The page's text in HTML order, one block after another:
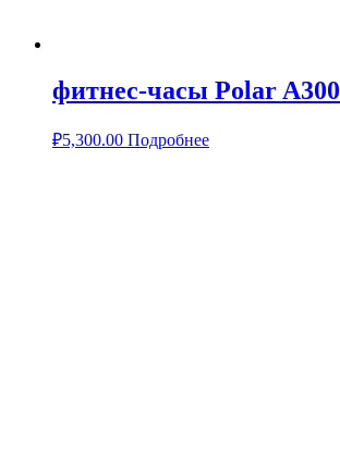
фитнес-часы Polar A300
₽5,300.00 Подробнее